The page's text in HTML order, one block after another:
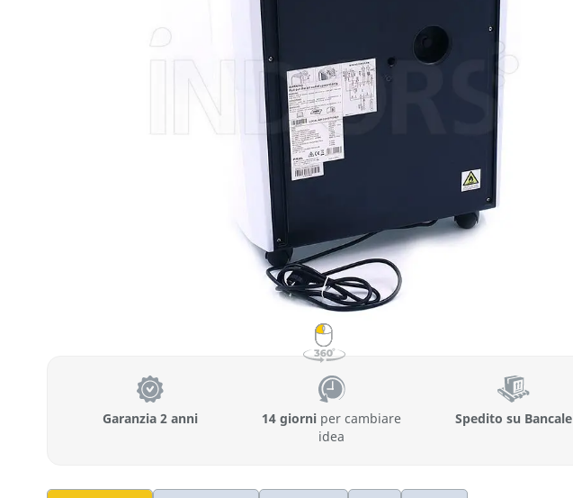
Garanzia 2 anni 14 giorni per cambiare
idea
Spedito su Bancale